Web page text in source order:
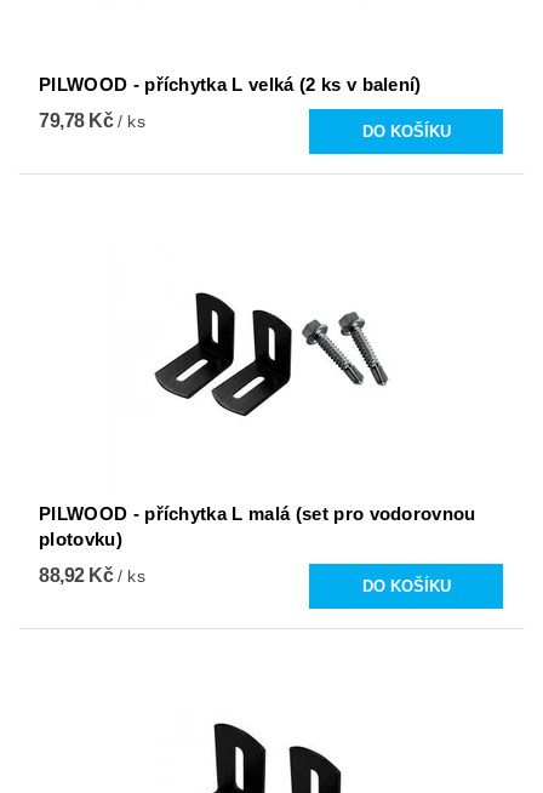
PILWOOD - příchytka L velká (2 ks v balení)
79,78 Kč/ ks
PILWOOD - příchytka L malá (set pro vodorovnou
plotovku)
88,92 Kč/ ks